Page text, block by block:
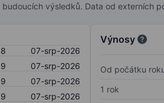
výsledků. Data od externích
07-srp-2026
07-srp-2026
07-srp-2026
07-srp-2026
Výnosy
Od počátku
1 rok